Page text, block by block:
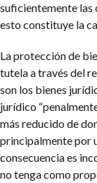
suficientemente las
esto constituye la
La protección de
tutela a través del
son los bienes
jurídico
más reducido de
principalmente por
consecuencia es
no tenga como